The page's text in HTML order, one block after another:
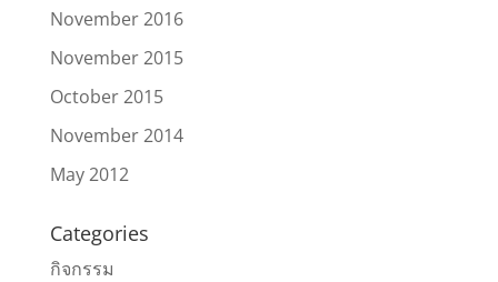
November 2016
November 2015
October 2015
November 2014
May 2012
Categories
กิจกรรม